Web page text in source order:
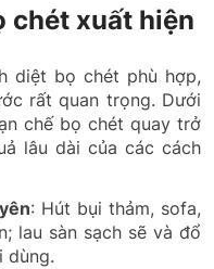
chét xuất hiện
diệt bọ chét phù hợp,
rất quan trọng. Dưới
chế bọ chét quay trở
lâu dài của các cách
: Hút bụi thảm, sofa,
lau sàn sạch sẽ và đổ
dùng.